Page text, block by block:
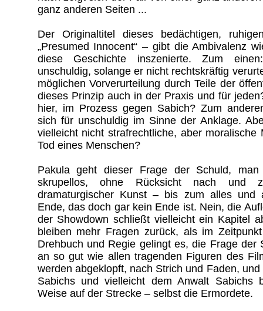
ganz anderen Seiten ...
Der Originaltitel dieses bedächtigen,
„Presumed Innocent“ – gibt die Ambivalenz
diese Geschichte inszenierte. Zum
unschuldig, solange er nicht rechtskräftig
möglichen Vorverurteilung durch Teile der
dieses Prinzip auch in der Praxis und für
hier, im Prozess gegen Sabich? Zum
sich für unschuldig im Sinne der Anklage.
vielleicht nicht strafrechtliche, aber moralische
Tod eines Menschen?
Pakula geht dieser Frage der Schuld,
skrupellos, ohne Rücksicht nach und
dramaturgischer Kunst – bis zum alles und
Ende, das doch gar kein Ende ist. Nein, die
der Showdown schließt vielleicht ein Kapitel
bleiben mehr Fragen zurück, als im
Drehbuch und Regie gelingt es, die Frage der
an so gut wie allen tragenden Figuren des
werden abgeklopft, nach Strich und Faden,
Sabichs und vielleicht dem Anwalt Sabichs
Weise auf der Strecke – selbst die Ermordete.